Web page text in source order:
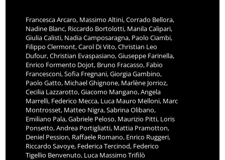
Francesca Arcaro, Massimo Altini, Corrado Bellora,
Nadine Blanc, Riccardo Bortolotti, Manila Calipari,
Giulia Calisti, Nadia Camposaragna, Paolo Ciambi,
Filippo Clermont, Carol Di Vito, Christian Leo
Dufour, Christian Evaspasiano, Giuseppe Farinella,
Enrico Formento Dojot, Bruno Fracasso, Fabio
Francesconi, Sofia Fregnani, Giorgia Gambino,
Paolo Gatto, Michael Ghignone, Marlène Jorrioz,
Cecilia Lazzarotto, Giacomo Mangano, Angela
Marrelli, Federico Mecca, Luca Mauro Melloni, Marc
Montrosset, Matteo Nigra, Sabrina Olibano,
Emiliano Pala, Gabriele Peloso, Maurizio Pitti, Loris
Ponsetto, Andrea Portigliatti, Mattia Pramotton,
Deniel Pession, Raffaele Romano, Enrico Ruggeri,
Riccardo Savoye, Federica Tercinod, Federico
Tigellio Benvenuto, Luca Massimo Trifilò